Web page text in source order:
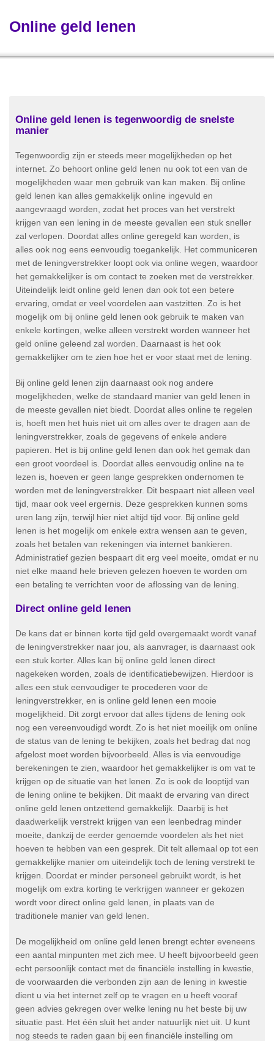
Online geld lenen
Online geld lenen is tegenwoordig de snelste
manier
Tegenwoordig zijn er steeds meer mogelijkheden op het
internet. Zo behoort online geld lenen nu ook tot een van de
mogelijkheden waar men gebruik van kan maken. Bij online
geld lenen kan alles gemakkelijk online ingevuld en
aangevraagd worden, zodat het proces van het verstrekt
krijgen van een lening in de meeste gevallen een stuk sneller
zal verlopen. Doordat alles online geregeld kan worden, is
alles ook nog eens eenvoudig toegankelijk. Het communiceren
met de leningverstrekker loopt ook via online wegen, waardoor
het gemakkelijker is om contact te zoeken met de verstrekker.
Uiteindelijk leidt online geld lenen dan ook tot een betere
ervaring, omdat er veel voordelen aan vastzitten. Zo is het
mogelijk om bij online geld lenen ook gebruik te maken van
enkele kortingen, welke alleen verstrekt worden wanneer het
geld online geleend zal worden. Daarnaast is het ook
gemakkelijker om te zien hoe het er voor staat met de lening.
Bij online geld lenen zijn daarnaast ook nog andere
mogelijkheden, welke de standaard manier van geld lenen in
de meeste gevallen niet biedt. Doordat alles online te regelen
is, hoeft men het huis niet uit om alles over te dragen aan de
leningverstrekker, zoals de gegevens of enkele andere
papieren. Het is bij online geld lenen dan ook het gemak dan
een groot voordeel is. Doordat alles eenvoudig online na te
lezen is, hoeven er geen lange gesprekken ondernomen te
worden met de leningverstrekker. Dit bespaart niet alleen veel
tijd, maar ook veel ergernis. Deze gesprekken kunnen soms
uren lang zijn, terwijl hier niet altijd tijd voor. Bij online geld
lenen is het mogelijk om enkele extra wensen aan te geven,
zoals het betalen van rekeningen via internet bankieren.
Administratief gezien bespaart dit erg veel moeite, omdat er nu
niet elke maand hele brieven gelezen hoeven te worden om
een betaling te verrichten voor de aflossing van de lening.
Direct online geld lenen
De kans dat er binnen korte tijd geld overgemaakt wordt vanaf
de leningverstrekker naar jou, als aanvrager, is daarnaast ook
een stuk korter. Alles kan bij online geld lenen direct
nagekeken worden, zoals de identificatiebewijzen. Hierdoor is
alles een stuk eenvoudiger te procederen voor de
leningverstrekker, en is online geld lenen een mooie
mogelijkheid. Dit zorgt ervoor dat alles tijdens de lening ook
nog een vereenvoudigd wordt. Zo is het niet moeilijk om online
de status van de lening te bekijken, zoals het bedrag dat nog
afgelost moet worden bijvoorbeeld. Alles is via eenvoudige
berekeningen te zien, waardoor het gemakkelijker is om vat te
krijgen op de situatie van het lenen. Zo is ook de looptijd van
de lening online te bekijken. Dit maakt de ervaring van direct
online geld lenen ontzettend gemakkelijk. Daarbij is het
daadwerkelijk verstrekt krijgen van een leenbedrag minder
moeite, dankzij de eerder genoemde voordelen als het niet
hoeven te hebben van een gesprek. Dit telt allemaal op tot een
gemakkelijke manier om uiteindelijk toch de lening verstrekt te
krijgen. Doordat er minder personeel gebruikt wordt, is het
mogelijk om extra korting te verkrijgen wanneer er gekozen
wordt voor direct online geld lenen, in plaats van de
traditionele manier van geld lenen.
De mogelijkheid om online geld lenen brengt echter eveneens
een aantal minpunten met zich mee. U heeft bijvoorbeeld geen
echt persoonlijk contact met de financiële instelling in kwestie,
de voorwaarden die verbonden zijn aan de lening in kwestie
dient u via het internet zelf op te vragen en u heeft vooraf
geen advies gekregen over welke lening nu het beste bij uw
situatie past. Het één sluit het ander natuurlijk niet uit. U kunt
nog steeds te raden gaan bij een financiële instelling om